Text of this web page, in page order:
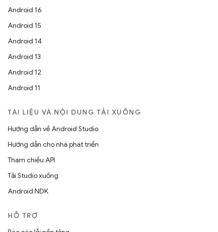
Android 16
Android 15
Android 14
Android 13
Android 12
Android 11
TÀI LIỆU VÀ NỘI DUNG TẢI XUỐNG
Hướng dẫn về Android Studio
Hướng dẫn cho nhà phát triển
Tham chiếu API
Tải Studio xuống
Android NDK
HỖ TRỢ